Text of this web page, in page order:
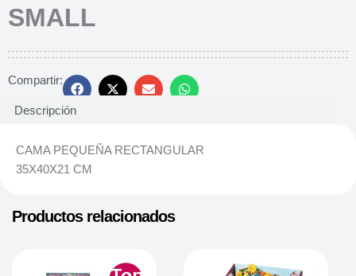
SMALL
Compartir:
Descripción
CAMA PEQUEÑA RECTANGULAR
35X40X21 CM
Productos relacionados